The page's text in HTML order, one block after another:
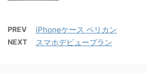
PREV iPhoneケース ペリカン
NEXT スマホデビュープラン